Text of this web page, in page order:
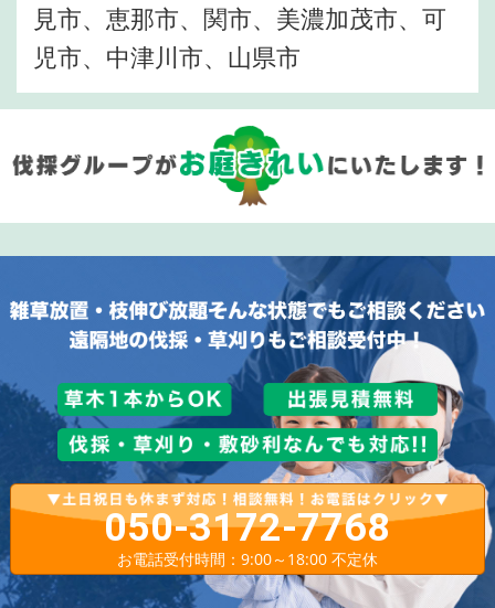
見市、恵那市、関市、美濃加茂市、可
児市、中津川市、山県市
050-3172-7768
お電話受付時間：9:00～18:00 不定休